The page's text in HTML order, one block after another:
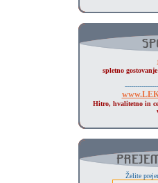
spletno
Hitro, hvalitetno in
Želite